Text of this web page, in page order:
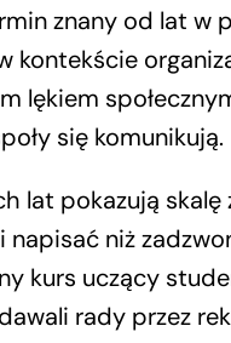
znany od lat w
kontekście
lękiem
się komunikują.
lat pokazują
napisać niż
kurs uczący
rady przez